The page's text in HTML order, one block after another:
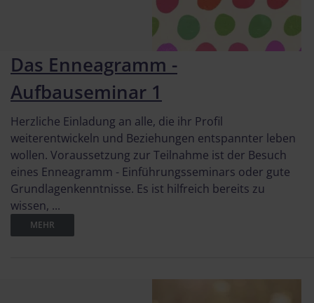
Das Enneagramm -
Aufbauseminar 1
Herzliche Einladung an alle, die ihr Profil
weiterentwickeln und Beziehungen entspannter leben
wollen. Voraussetzung zur Teilnahme ist der Besuch
eines Enneagramm - Einführungsseminars oder gute
Grundlagenkenntnisse. Es ist hilfreich bereits zu
wissen, ...
MEHR